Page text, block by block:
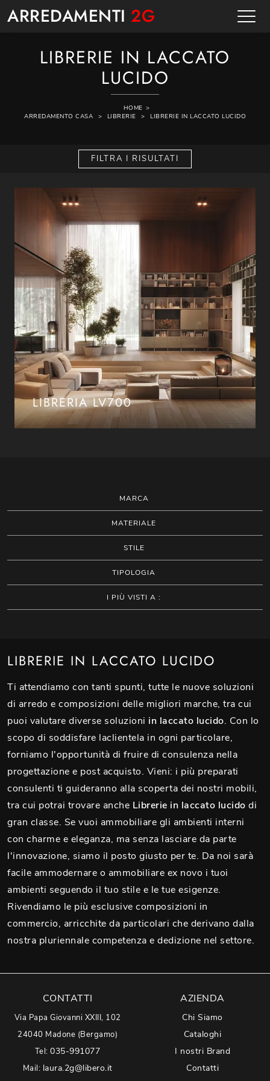
ARREDAMENTI 2G
LIBRERIE IN LACCATO
LUCIDO
HOME >
ARREDAMENTO CASA
> LIBRERIE > LIBRERIE IN LACCATO LUCIDO
FILTRA I RISULTATI
LIBRERIA LV700
MARCA
MATERIALE
STILE
TIPOLOGIA
I PIÙ VISTI A :
LIBRERIE IN LACCATO LUCIDO
Ti attendiamo con tanti spunti, tutte le nuove soluzioni
di arredo e composizioni delle migliori marche, tra cui
puoi valutare diverse soluzioni in laccato lucido. Con lo
scopo di soddisfare laclientela in ogni particolare,
forniamo l'opportunità di fruire di consulenza nella
progettazione e post acquisto. Vieni: i più preparati
consulenti ti guideranno alla scoperta dei nostri mobili,
tra cui potrai trovare anche Librerie in laccato lucido di
gran classe. Se vuoi ammobiliare gli ambienti interni
con charme e eleganza, ma senza lasciare da parte
l'innovazione, siamo il posto giusto per te. Da noi sarà
facile ammodernare o ammobiliare ex novo i tuoi
ambienti seguendo il tuo stile e le tue esigenze.
Rivendiamo le più esclusive composizioni in
commercio, arricchite da particolari che derivano dalla
nostra pluriennale competenza e dedizione nel settore.
CONTATTI
Via Papa Giovanni XXIII, 102
24040 Madone (Bergamo)
Tel:035-991077
Mail: laura.2g@libero.it
AZIENDA
Chi Siamo
Cataloghi
I nostri Brand
Contatti